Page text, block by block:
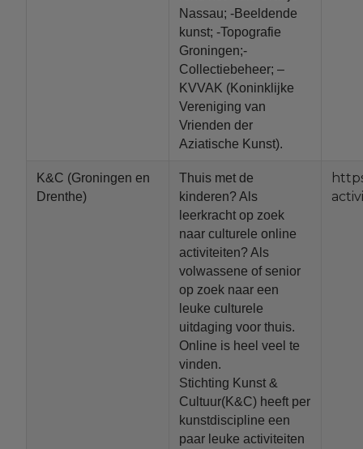
Nassau; -Beeldende
kunst; -Topografie
Groningen;-
Collectiebeheer; –
KVVAK (Koninklijke
Vereniging van
Vrienden der
Aziatische Kunst).
K&C (Groningen en
Drenthe)
Thuis met de
kinderen? Als
leerkracht op zoek
naar culturele online
activiteiten? Als
volwassene of senior
op zoek naar een
leuke culturele
uitdaging voor thuis.
Online is heel veel te
vinden.
Stichting Kunst &
Cultuur(K&C) heeft per
kunstdiscipline een
paar leuke activiteiten